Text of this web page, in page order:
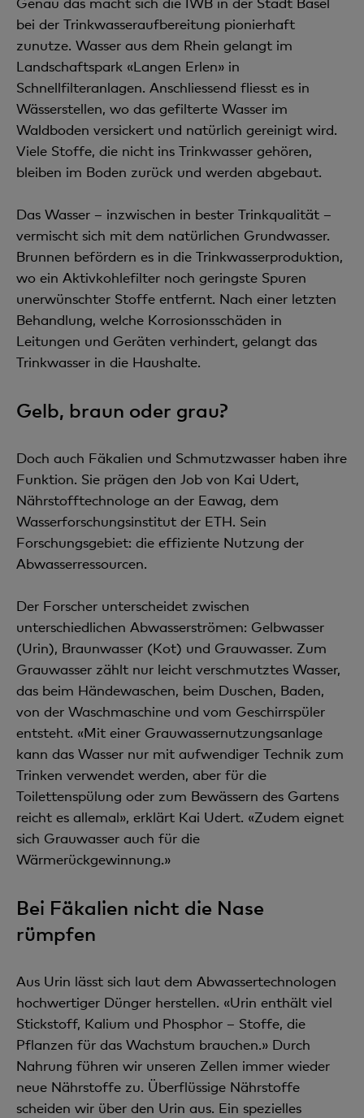
bei der Trinkwasseraufbereitung pionierhaft
zunutze. Wasser aus dem Rhein gelangt im
Landschaftspark «Langen Erlen» in
Schnellfilteranlagen. Anschliessend fliesst es in
Wässerstellen, wo das gefilterte Wasser im
Waldboden versickert und natürlich gereinigt wird.
Viele Stoffe, die nicht ins Trinkwasser gehören,
bleiben im Boden zurück und werden abgebaut.
Das Wasser – inzwischen in bester Trinkqualität –
vermischt sich mit dem natürlichen Grundwasser.
Brunnen befördern es in die Trinkwasserproduktion,
wo ein Aktivkohlefilter noch geringste Spuren
unerwünschter Stoffe entfernt. Nach einer letzten
Behandlung, welche Korrosionsschäden in
Leitungen und Geräten verhindert, gelangt das
Trinkwasser in die Haushalte.
Gelb, braun oder grau?
Doch auch Fäkalien und Schmutzwasser haben ihre
Funktion. Sie prägen den Job von Kai Udert,
Nährstofftechnologe an der Eawag, dem
Wasserforschungsinstitut der ETH. Sein
Forschungsgebiet: die effiziente Nutzung der
Abwasserressourcen.
Der Forscher unterscheidet zwischen
unterschiedlichen Abwasserströmen: Gelbwasser
(Urin), Braunwasser (Kot) und Grauwasser. Zum
Grauwasser zählt nur leicht verschmutztes Wasser,
das beim Händewaschen, beim Duschen, Baden,
von der Waschmaschine und vom Geschirrspüler
entsteht. «Mit einer Grauwassernutzungsanlage
kann das Wasser nur mit aufwendiger Technik zum
Trinken verwendet werden, aber für die
Toilettenspülung oder zum Bewässern des Gartens
reicht es allemal», erklärt Kai Udert. «Zudem eignet
sich Grauwasser auch für die
Wärmerückgewinnung.»
Bei Fäkalien nicht die Nase
rümpfen
Aus Urin lässt sich laut dem Abwassertechnologen
hochwertiger Dünger herstellen. «Urin enthält viel
Stickstoff, Kalium und Phosphor – Stoffe, die
Pflanzen für das Wachstum brauchen.» Durch
Nahrung führen wir unseren Zellen immer wieder
neue Nährstoffe zu. Überflüssige Nährstoffe
scheiden wir über den Urin aus. Ein spezielles